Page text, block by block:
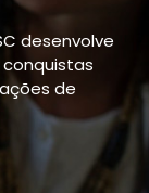
desenvolve
de